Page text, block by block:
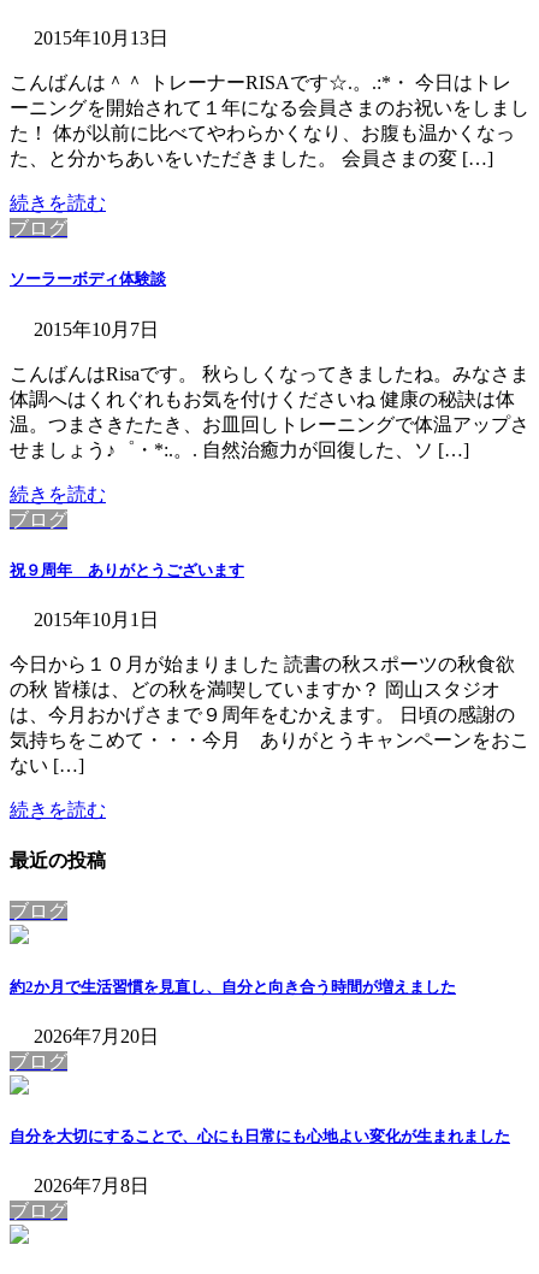
2015年10月13日
こんばんは＾＾ トレーナーRISAです☆.。.:*・ 今日はトレ
ーニングを開始されて１年になる会員さまのお祝いをしまし
た！ 体が以前に比べてやわらかくなり、お腹も温かくなっ
た、と分かちあいをいただきました。 会員さまの変 […]
続きを読む
ブログ
ソーラーボディ体験談
2015年10月7日
こんばんはRisaです。 秋らしくなってきましたね。みなさま
体調へはくれぐれもお気を付けくださいね 健康の秘訣は体
温。つまさきたたき、お皿回しトレーニングで体温アップさ
せましょう♪゜・*:.。. 自然治癒力が回復した、ソ […]
続きを読む
ブログ
祝９周年 ありがとうございます
2015年10月1日
今日から１０月が始まりました 読書の秋スポーツの秋食欲
の秋 皆様は、どの秋を満喫していますか？ 岡山スタジオ
は、今月おかげさまで９周年をむかえます。 日頃の感謝の
気持ちをこめて・・・今月 ありがとうキャンペーンをおこ
ない […]
続きを読む
最近の投稿
ブログ
約2か月で生活習慣を見直し、自分と向き合う時間が増えました
2026年7月20日
ブログ
自分を大切にすることで、心にも日常にも心地よい変化が生まれました
2026年7月8日
ブログ